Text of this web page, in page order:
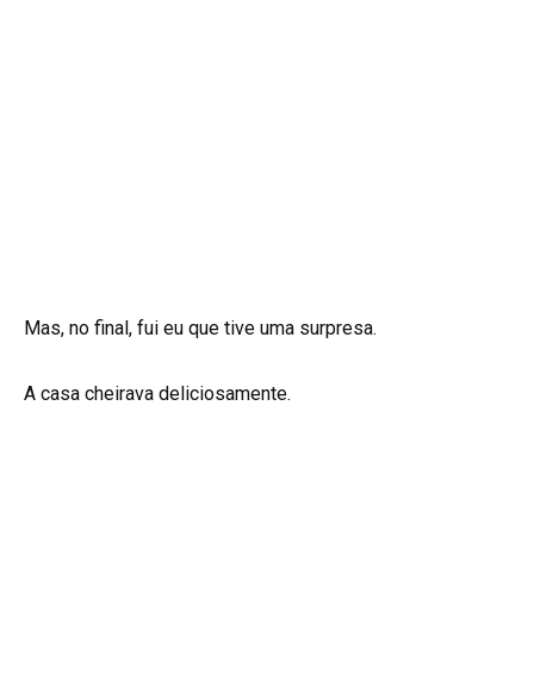
Mas, no final, fui eu que tive uma surpresa.
A casa cheirava deliciosamente.